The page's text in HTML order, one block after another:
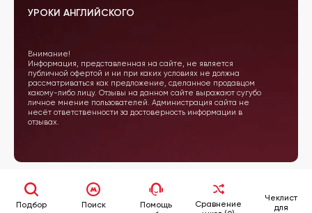
УРОКИ АНГЛИЙСКОГО
Внимание!
Информация, представленная на сайте, не является
публичной офертой и ни при каких условиях не должна
рассматриваться как предложение, сделанное продавцом
какому-либо лицу. Отзывы на данном сайте выражают сугубо
личное мнение пользователей. Администрация сайта не
несёт ответственности за достоверность информации в
отзывах.
Подбор
Поиск
Помощь
Сравнение
Чеклист
для